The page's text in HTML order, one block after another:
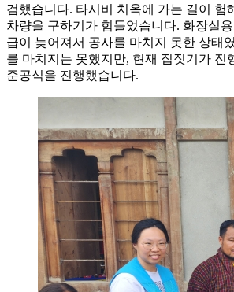
검했습니다. 타시비 치옥에 가는 길이 험
차량을 구하기가 힘들었습니다. 화장실
급이 늦어져서 공사를 마치지 못한 상태
를 마치지는 못했지만, 현재 집짓기가 진
준공식을 진행했습니다.